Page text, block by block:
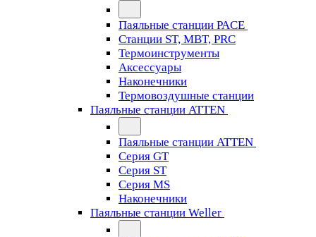
Паяльные станции PACE
Станции ST, MBT, PRC
Термоинструменты
Аксессуары
Наконечники
Термовоздушные станции
Паяльные станции ATTEN
Паяльные станции ATTEN
Серия GT
Серия ST
Серия MS
Наконечники
Паяльные станции Weller